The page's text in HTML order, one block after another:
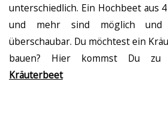
unterschiedlich. Ein Hochbeet aus
und mehr sind möglich
überschaubar. Du möchtest ein
bauen? Hier kommst Du zu
Kräuterbeet